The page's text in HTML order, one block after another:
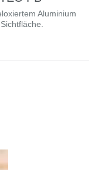
Aluminium